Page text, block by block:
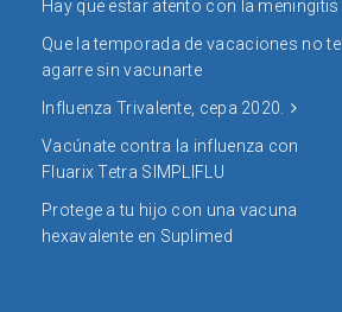
Hay que estar atento con la meningitis
Que la temporada de vacaciones no te
agarre sin vacunarte
Influenza Trivalente, cepa 2020.
Vacúnate contra la influenza con
Fluarix Tetra SIMPLIFLU
Protege a tu hijo con una vacuna
hexavalente en Suplimed